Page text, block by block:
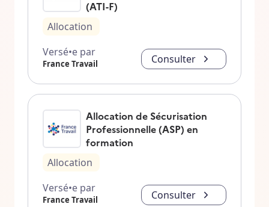
(ATI-F)
Allocation
Versé•e par
France Travail Consulter
Allocation de Sécurisation
Professionnelle (ASP) en
formation
Allocation
Versé•e par
France Travail Consulter